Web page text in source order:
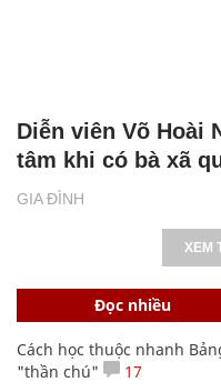
GIA ĐÌNH
Diễn viên Võ Hoài
tâm khi có bà xã
XEM
Đọc nhiều
Cách học thuộc nhanh
"thần chú"
17